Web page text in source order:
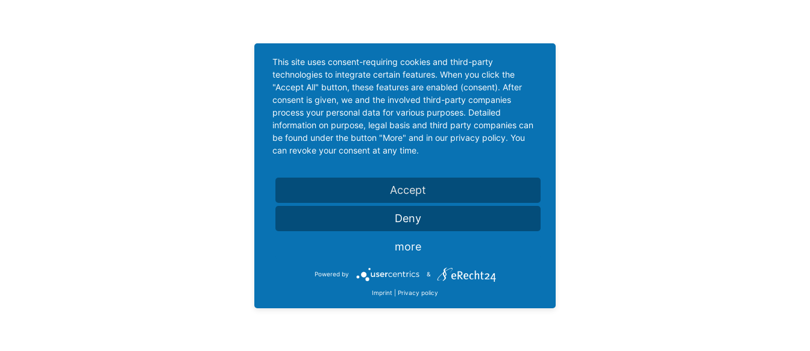
This site uses consent-requiring cookies and third-party
technologies to integrate certain features. When you click the
"Accept All" button, these features are enabled (consent). After
consent is given, we and the involved third-party companies
process your personal data for various purposes. Detailed
information on purpose, legal basis and third party companies can
be found under the button "More" and in our privacy policy. You
can revoke your consent at any time.
Accept
Deny
more
Powered by &
Imprint Privacy policy